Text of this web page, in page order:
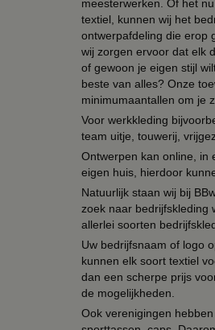
meesterwerken. Of het
textiel, kunnen wij het
ontwerpafdeling die erop
wij zorgen ervoor dat elk
of gewoon je eigen stijl
beste van alles? Onze
minimumaantallen om je
Voor werkkleding
team uitje, touwerij,
Ontwerpen kan online, in
eigen huis, hierdoor
Natuurlijk staan wij bij
zoek naar bedrijfskleding
allerlei soorten
Uw bedrijfsnaam of logo
kunnen elk soort textiel
dan een scherpe prijs
de mogelijkheden.
Ook verenigingen